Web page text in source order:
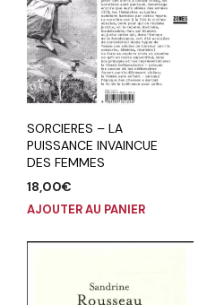
SORCIERES – LA
PUISSANCE INVAINCUE
DES FEMMES
18,00€
AJOUTER AU PANIER